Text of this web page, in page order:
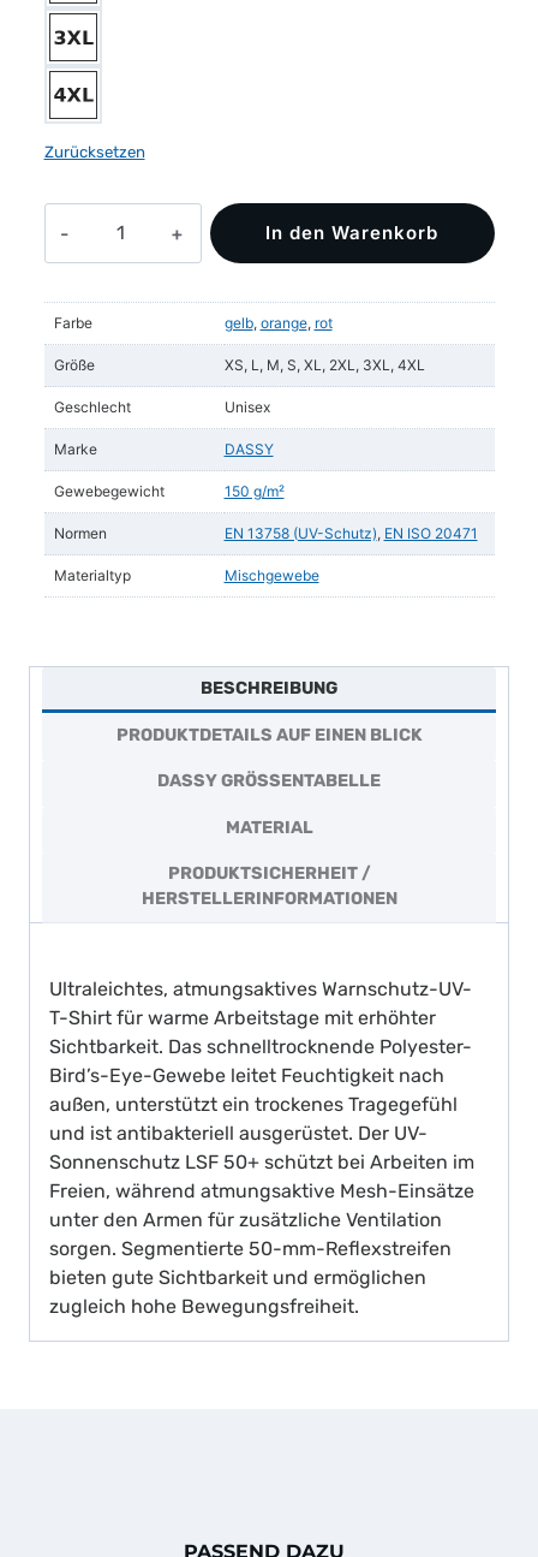
Zurücksetzen
UV-
T-
Shirt
Menge
In den Warenkorb
Farbe gelb, orange, rot
Größe XS, L, M, S, XL, 2XL, 3XL, 4XL
Geschlecht Unisex
Marke DASSY
Gewebegewicht 150 g/m²
Normen EN 13758 (UV-Schutz), EN ISO 20471
Materialtyp Mischgewebe
BESCHREIBUNG
PRODUKTDETAILS AUF EINEN BLICK
DASSY GRÖSSENTABELLE
MATERIAL
PRODUKTSICHERHEIT /
HERSTELLERINFORMATIONEN
Ultraleichtes, atmungsaktives Warnschutz-UV-
T-Shirt für warme Arbeitstage mit erhöhter
Sichtbarkeit. Das schnelltrocknende Polyester-
Bird’s-Eye-Gewebe leitet Feuchtigkeit nach
außen, unterstützt ein trockenes Tragegefühl
und ist antibakteriell ausgerüstet. Der UV-
Sonnenschutz LSF 50+ schützt bei Arbeiten im
Freien, während atmungsaktive Mesh-Einsätze
unter den Armen für zusätzliche Ventilation
sorgen. Segmentierte 50-mm-Reflexstreifen
bieten gute Sichtbarkeit und ermöglichen
zugleich hohe Bewegungsfreiheit.
PASSEND DAZU